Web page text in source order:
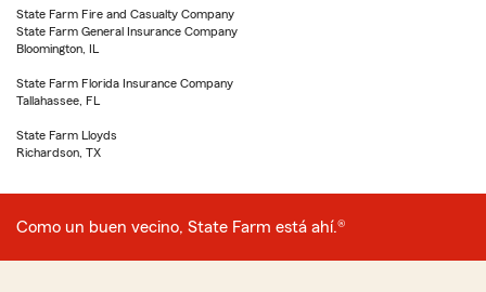
State Farm Fire and Casualty Company
State Farm General Insurance Company
Bloomington, IL
State Farm Florida Insurance Company
Tallahassee, FL
State Farm Lloyds
Richardson, TX
Como un buen vecino, State Farm está ahí.®